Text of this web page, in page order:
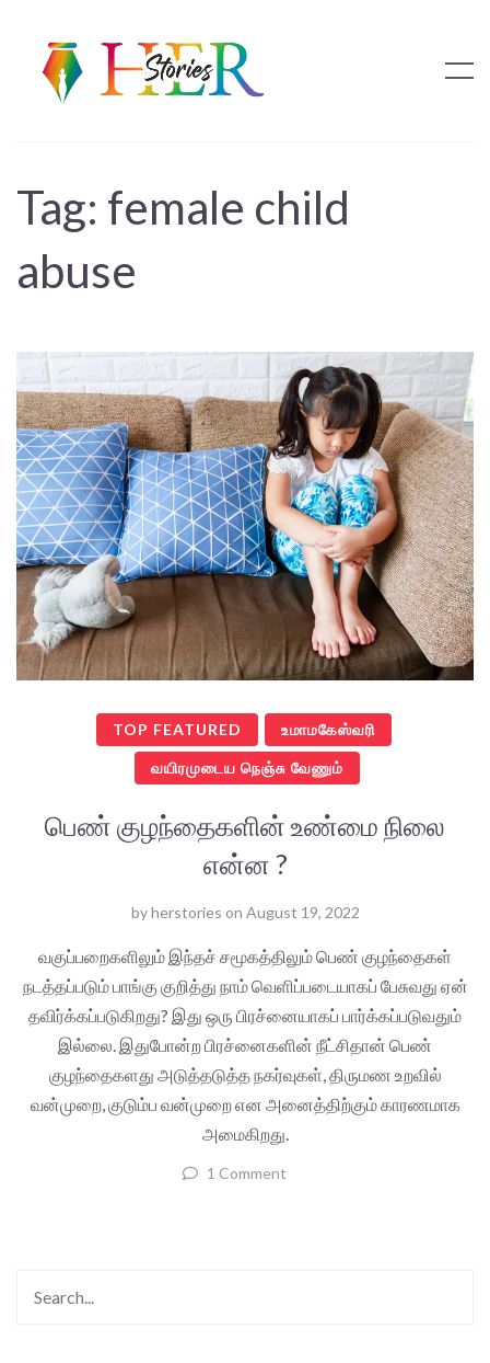
Tag: female child
abuse
TOP FEATURED உமாமகேஸ்வரி
வயிரமுடைய நெஞ்சு வேணும்
பெண் குழந்தைகளின் உண்மை நிலை
என்ன ?
byherstories on August 19, 2022
வகுப்பறைகளிலும் இந்தச் சமூகத்திலும் பெண் குழந்தைகள்
நடத்தப்படும் பாங்கு குறித்து நாம் வெளிப்படையாகப் பேசுவது ஏன்
தவிர்க்கப்படுகிறது? இது ஒரு பிரச்னையாகப் பார்க்கப்படுவதும்
இல்லை. இதுபோன்ற பிரச்னைகளின் நீட்சிதான் பெண்
குழந்தைகளது அடுத்தடுத்த நகர்வுகள், திருமண உறவில்
வன்முறை, குடும்ப வன்முறை என அனைத்திற்கும் காரணமாக
அமைகிறது.
1 Comment